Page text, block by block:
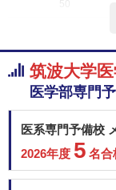
2月7日
熊本大
熊本大
熊本大
東邦大
兵庫医
川崎
川崎医
数学
筑波大学
医学部専門
医系専門予備校
2026年度 5 名合